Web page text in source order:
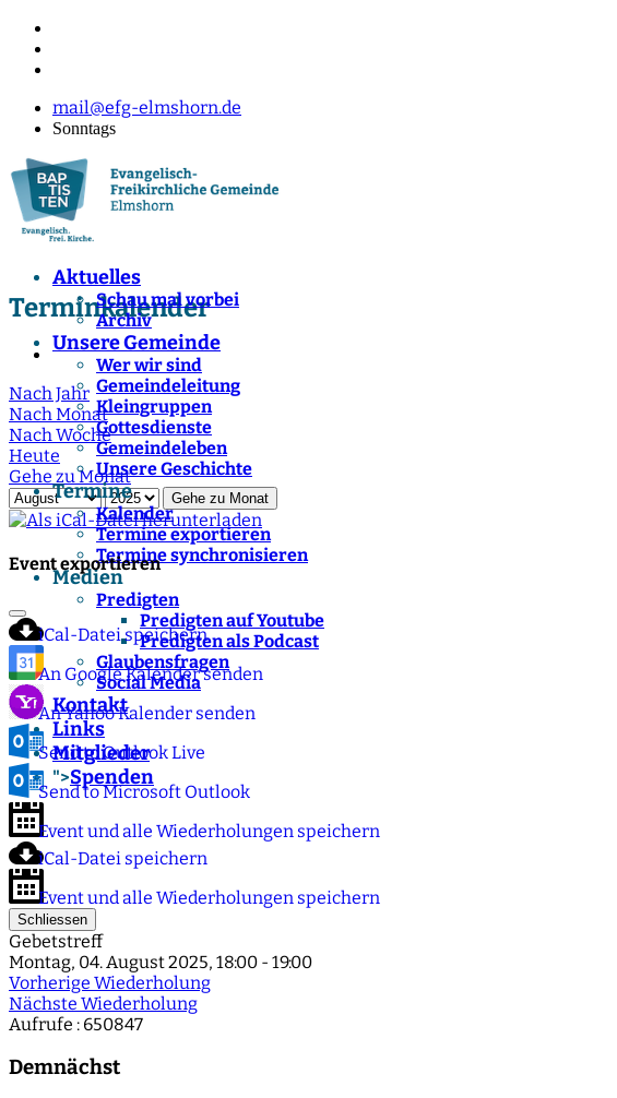
mail@efg-elmshorn.de
Sonntags
Aktuelles
Schau mal vorbei
Archiv
Unsere Gemeinde
Wer wir sind
Gemeindeleitung
Kleingruppen
Gottesdienste
Gemeindeleben
Unsere Geschichte
Termine
Kalender
Termine exportieren
Termine synchronisieren
Medien
Predigten
Predigten auf Youtube
Predigten als Podcast
Glaubensfragen
Social Media
Kontakt
Links
Mitglieder
">Spenden
Terminkalender
Nach Jahr
Nach Monat
Nach Woche
Heute
Gehe zu Monat
Gehe zu Monat
Event exportieren
iCal-Datei speichern
An Google Kalender senden
An Yahoo Kalender senden
Send to Outlook Live
Send to Microsoft Outlook
Event und alle Wiederholungen speichern
iCal-Datei speichern
Event und alle Wiederholungen speichern
Schliessen
Gebetstreff
Montag, 04. August 2025, 18:00 - 19:00
Vorherige Wiederholung
Nächste Wiederholung
Aufrufe : 650847
Demnächst